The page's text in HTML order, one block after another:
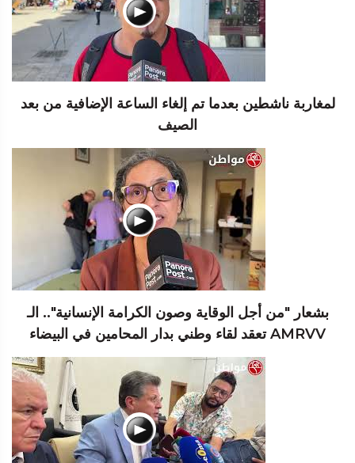
لمغاربة ناشطين بعدما تم إلغاء الساعة الإضافية من بعد
الصيف
بشعار "من أجل الوقاية وصون الكرامة الإنسانية".. الـ
AMRVV تعقد لقاء وطني بدار المحامين في البيضاء